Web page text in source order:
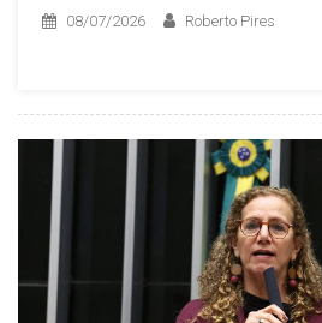
08/07/2026 Roberto Pires